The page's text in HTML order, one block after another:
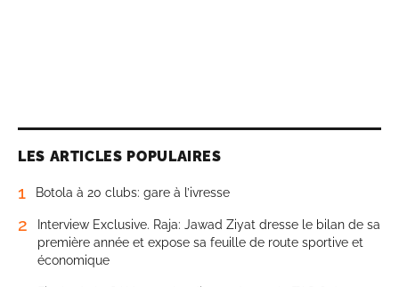
LES ARTICLES POPULAIRES
1 Botola à 20 clubs: gare à l’ivresse
2
Interview Exclusive. Raja: Jawad Ziyat dresse le bilan de sa
première année et expose sa feuille de route sportive et
économique